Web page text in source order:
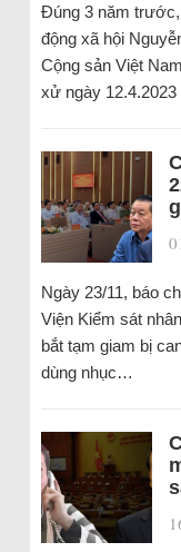
Đúng 3 năm trước,
động xã hội
Cộng sản Việt
xử ngày
Ngày 23/11, báo
Viện Kiểm sát
bắt tạm giam bị
dùng nhục…